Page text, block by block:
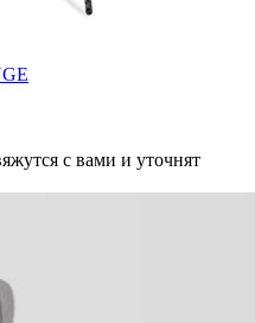
с вами и уточнят